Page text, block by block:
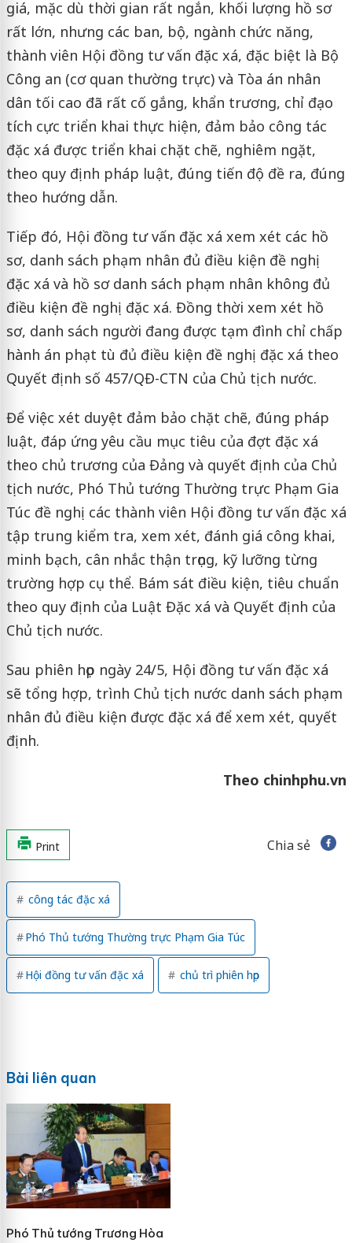
giá, mặc dù thời gian rất ngắn, khối lượng hồ sơ
rất lớn, nhưng các ban, bộ, ngành chức năng,
thành viên Hội đồng tư vấn đặc xá, đặc biệt là Bộ
Công an (cơ quan thường trực) và Tòa án nhân
dân tối cao đã rất cố gắng, khẩn trương, chỉ đạo
tích cực triển khai thực hiện, đảm bảo công tác
đặc xá được triển khai chặt chẽ, nghiêm ngặt,
theo quy định pháp luật, đúng tiến độ đề ra, đúng
theo hướng dẫn.
Tiếp đó, Hội đồng tư vấn đặc xá xem xét các hồ
sơ, danh sách phạm nhân đủ điều kiện đề nghị
đặc xá và hồ sơ danh sách phạm nhân không đủ
điều kiện đề nghị đặc xá. Đồng thời xem xét hồ
sơ, danh sách người đang được tạm đình chỉ chấp
hành án phạt tù đủ điều kiện đề nghị đặc xá theo
Quyết định số 457/QĐ-CTN của Chủ tịch nước.
Để việc xét duyệt đảm bảo chặt chẽ, đúng pháp
luật, đáp ứng yêu cầu mục tiêu của đợt đặc xá
theo chủ trương của Đảng và quyết định của Chủ
tịch nước, Phó Thủ tướng Thường trực Phạm Gia
Túc đề nghị các thành viên Hội đồng tư vấn đặc xá
tập trung kiểm tra, xem xét, đánh giá công khai,
minh bạch, cân nhắc thận trọng, kỹ lưỡng từng
trường hợp cụ thể. Bám sát điều kiện, tiêu chuẩn
theo quy định của Luật Đặc xá và Quyết định của
Chủ tịch nước.
Sau phiên họp ngày 24/5, Hội đồng tư vấn đặc xá
sẽ tổng hợp, trình Chủ tịch nước danh sách phạm
nhân đủ điều kiện được đặc xá để xem xét, quyết
định.
Theo chinhphu.vn
Print Chia sẻ
công tác đặc xá
Phó Thủ tướng Thường trực Phạm Gia Túc
Hội đồng tư vấn đặc xá chủ trì phiên họp
Bài liên quan
Phó Thủ tướng Trương Hòa